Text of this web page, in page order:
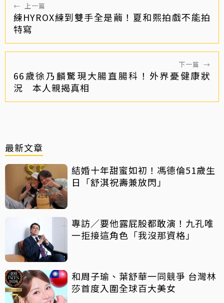
← 上一篇
練HYROX練到雙手全是繭！夏和熙拍戲不能拍
特寫
下一篇 →
66歲徐乃麟驚現大腸直腸科！外界憂健康狀
況 本人親揭真相
最新文章
結婚十年甜蜜如初！馮德倫51歲生
日「舒淇祝壽兼放閃」
專訪／要他露屁股都敢演！九孔唯
一拒接這角色「我沒那資格」
和周子瑜、葉舒華一同競爭 台灣林
莎首度入圍全球百大美女